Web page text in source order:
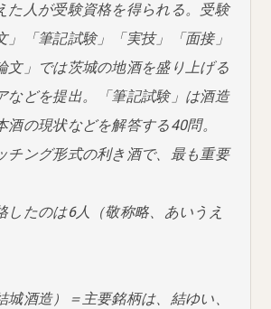
た人が受験資格を得られる。受験
」「筆記試験」「実技」「面接」
文」では茨城の地酒を盛り上げる
などを提出。「筆記試験」は酒造
酒の現状などを解答する40問。
チング形式の利き酒で、最も重要
したのは6人（敬称略、あいうえ
城酒造）＝主要銘柄は、結ゆい、